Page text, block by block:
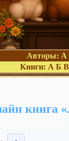
Авторы: А
Книги: А Б В
книга